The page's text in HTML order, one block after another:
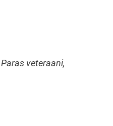
veteraani,